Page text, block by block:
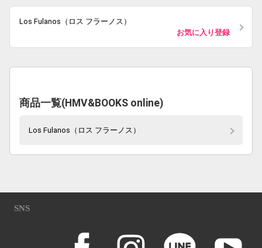
Los Fulanos（ロス フラーノス）
お気に入り登録
商品一覧(HMV&BOOKS online)
Los Fulanos（ロス フラーノス）
SNS